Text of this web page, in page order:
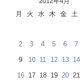
月
火 水 木 金 土
2 3 4 5 6 7
9 10 11 12 13 14
16 17 18 19 20 21